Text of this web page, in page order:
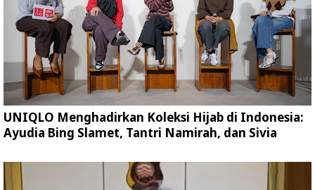
UNIQLO Menghadirkan Koleksi Hijab di Indonesia:
Ayudia Bing Slamet, Tantri Namirah, dan Sivia